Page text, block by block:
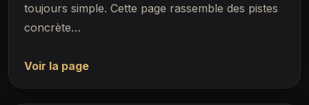
toujours simple. Cette page rassemble des pistes
concrète…
Voir la page